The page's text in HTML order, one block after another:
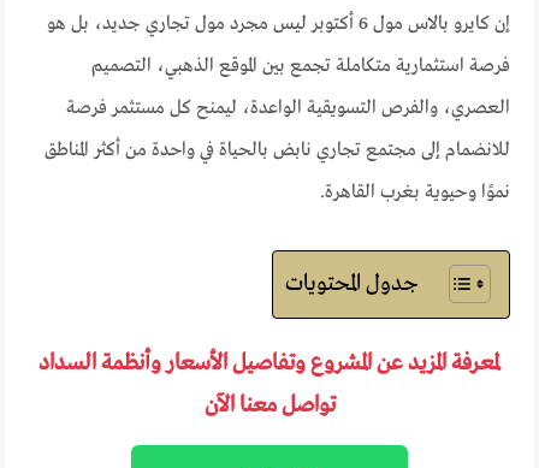
إن كايرو بالاس مول 6 أكتوبر ليس مجرد مول تجاري جديد، بل هو
فرصة استثمارية متكاملة تجمع بين الموقع الذهبي، التصميم
العصري، والفرص التسويقية الواعدة، ليمنح كل مستثمر فرصة
للانضمام إلى مجتمع تجاري نابض بالحياة في واحدة من أكثر المناطق
نموًا وحيوية بغرب القاهرة.
جدول المحتويات
لمعرفة المزيد عن المشروع وتفاصيل الأسعار وأنظمة السداد
تواصل معنا الآن